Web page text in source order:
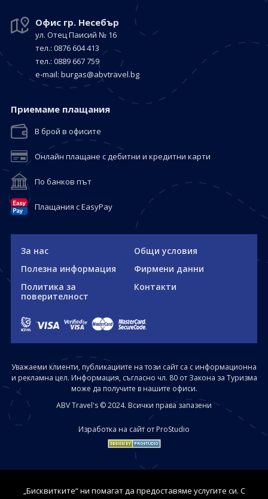
Офис гр. Несебър
ул. Отец Паисий № 16
тел.: 0876 604 413
тел.: 0889 667 759
е-mail: burgas@abvtravel.bg
Приемaме плащания
В брой в офисите
Онлайн плащане с дебитни и кредитни карти
По банков път
Плащания с EasyPay
За нас
Общи условия
Полезна информация
Фирмени данни
Политика за
поверителност
Контакти
Уважаеми клиенти, публикациите на този сайт са с информационна
и рекламна цел. Информация, съгласно чл. 80 от Закона за Туризма
може да получите в нашите офиси.
ABV Travel's © 2024. Всички права запазени
Изработка на сайт от ProStudio
„Бисквитките“ ни помагат да предоставяме услугите си. С